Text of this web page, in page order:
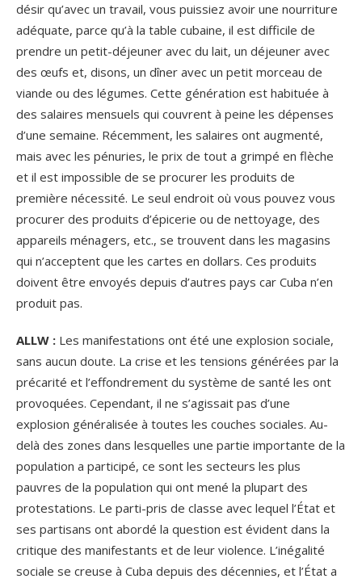
désir qu’avec un travail, vous puissiez avoir une nourriture
adéquate, parce qu’à la table cubaine, il est difficile de
prendre un petit-déjeuner avec du lait, un déjeuner avec
des œufs et, disons, un dîner avec un petit morceau de
viande ou des légumes. Cette génération est habituée à
des salaires mensuels qui couvrent à peine les dépenses
d’une semaine. Récemment, les salaires ont augmenté,
mais avec les pénuries, le prix de tout a grimpé en flèche
et il est impossible de se procurer les produits de
première nécessité. Le seul endroit où vous pouvez vous
procurer des produits d’épicerie ou de nettoyage, des
appareils ménagers, etc., se trouvent dans les magasins
qui n’acceptent que les cartes en dollars. Ces produits
doivent être envoyés depuis d’autres pays car Cuba n’en
produit pas.
ALLW : Les manifestations ont été une explosion sociale,
sans aucun doute. La crise et les tensions générées par la
précarité et l’effondrement du système de santé les ont
provoquées. Cependant, il ne s’agissait pas d’une
explosion généralisée à toutes les couches sociales. Au-
delà des zones dans lesquelles une partie importante de la
population a participé, ce sont les secteurs les plus
pauvres de la population qui ont mené la plupart des
protestations. Le parti-pris de classe avec lequel l’État et
ses partisans ont abordé la question est évident dans la
critique des manifestants et de leur violence. L’inégalité
sociale se creuse à Cuba depuis des décennies, et l’État a